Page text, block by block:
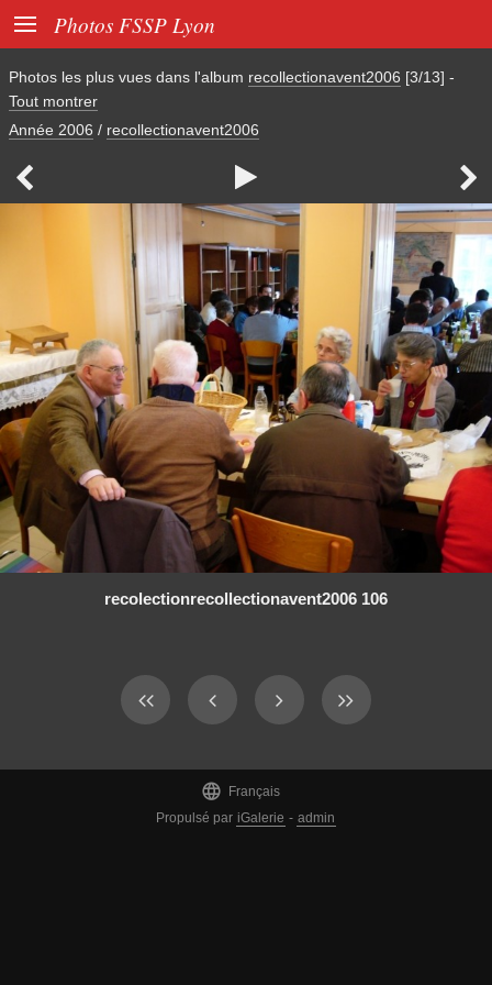
 Photos FSSP Lyon
Photos les plus vues dans l'album recollectionavent2006 [3/13] -
Tout montrer
Année 2006 / recollectionavent2006
  
recolectionrecollectionavent2006 106

Français
Propulsé par iGalerie - admin